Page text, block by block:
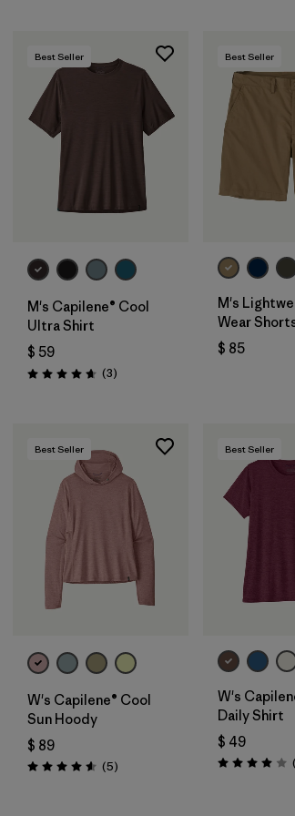
Best Seller
M's Capilene® Cool
Ultra Shirt
$ 59
Valoración: 4.7 / 5
(3Comentarios
)
Best Seller
M's
Wear
$ 85
Best Seller
W's Capilene® Cool
Sun Hoody
$ 89
Valoración: 4.6 / 5
(5Comentarios
)
Best Seller
W's
Daily Shirt
$ 49
Valoración: 4.0